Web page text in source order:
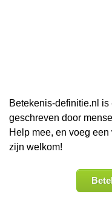
Betekenis-definitie.nl
geschreven door
Help mee, en voeg
zijn welkom!